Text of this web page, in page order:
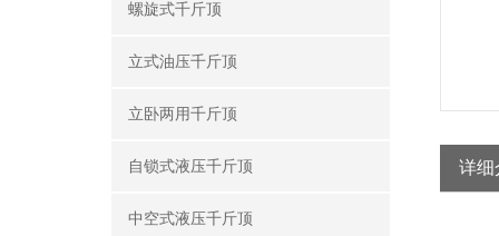
螺旋式千斤顶
立式油压千斤顶
立卧两用千斤顶
自锁式液压千斤顶
中空式液压千斤顶
详细